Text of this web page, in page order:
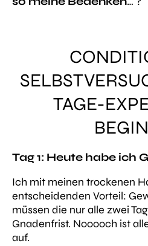
TAGE-
Tag 1: Heute habe ich
Ich mit meinen trockenen
entscheidenden Vorteil:
müssen die nur alle zwei
Gnadenfrist. Nooooch ist
auf.